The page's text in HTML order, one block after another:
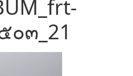
๐๓_21